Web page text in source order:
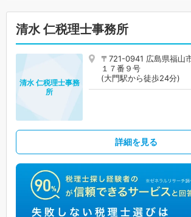
清水 仁税理士事務所
〒721-0941 広島県福山
１７番９号
(大門駅から徒歩24分)
清水 仁税理士事務
所
詳細を見る